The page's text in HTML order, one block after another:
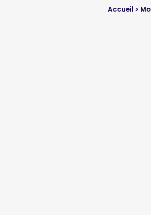
Accueil >